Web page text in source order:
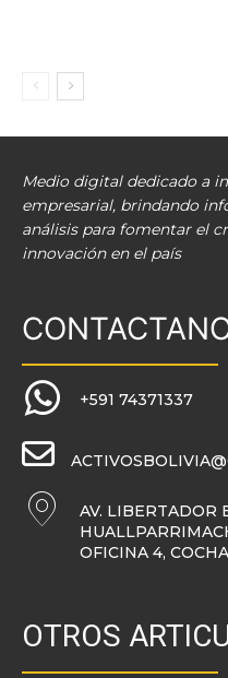
Medio digital dedicado a
empresarial, brindando
análisis para fomentar el
innovación en el país
+591 74371337
AV. LIBERTADOR
OFICINA 4,
OTROS